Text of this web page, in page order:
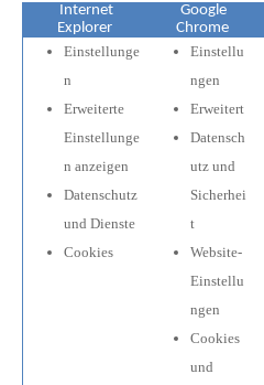
Internet
Explorer
Google
Chrome
Einstellunge
n
Erweiterte
Einstellunge
n anzeigen
Datenschutz
und Dienste
Cookies
Einstellu
ngen
Erweitert
Datensch
utz und
Sicherhei
t
Website-
Einstellu
ngen
Cookies
und